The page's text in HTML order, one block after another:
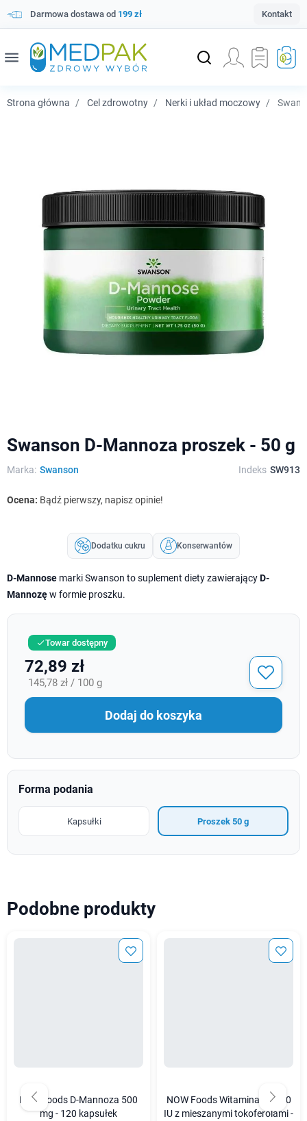
Darmowa dostawa od 199 zł Kontakt
menu
Strona główna Cel zdrowotny Nerki i układ moczowy
Swanson D-Mannoza proszek - 50 g
Marka: Swanson Indeks SW913
Ocena: Bądź pierwszy, napisz opinie!
Dodatku cukru Konserwantów
D-Mannose marki Swanson to suplement diety zawierającyD-
Mannozęw formie proszku.
Towar dostępny
72,89 zł
145,78 zł / 100 g
Dodaj do koszyka
Forma podania
Kapsułki Proszek 50 g
Podobne produkty
Now Foods D-Mannoza 500
mg - 120 kapsułek
NOW Foods Witamina E 1000
IU z mieszanymi tokoferolami -